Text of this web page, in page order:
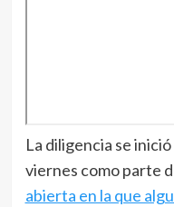
La diligencia se
viernes como parte
abierta en la que